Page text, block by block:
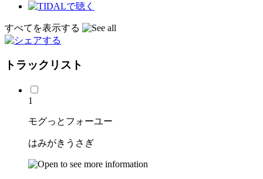
すべてを表示する
トラックリスト
1
モグっとフォーユー
はみがきうさぎ